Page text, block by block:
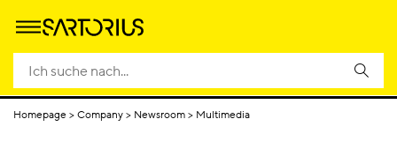
Newsroom
Homepage Company Newsroom Multimedia